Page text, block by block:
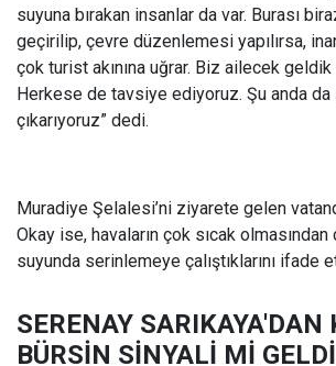
suyuna bırakan insanlar da var. Burası
geçirilip, çevre düzenlemesi yapılırsa,
çok turist akınına uğrar. Biz ailecek
Herkese de tavsiye ediyoruz. Şu anda da
çıkarıyoruz” dedi.
Muradiye Şelalesi’ni ziyarete gelen
Okay ise, havaların çok sıcak olmasından
suyunda serinlemeye çalıştıklarını ifade
SERENAY SARIKAYA'DAN
BÜRSİN SİNYALİ Mİ